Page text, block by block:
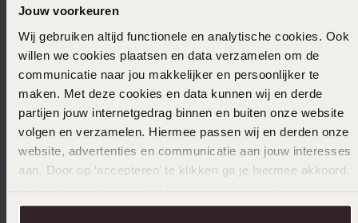
Jouw voorkeuren
Wij gebruiken altijd functionele en analytische cookies. Ook
willen we cookies plaatsen en data verzamelen om de
communicatie naar jou makkelijker en persoonlijker te
maken. Met deze cookies en data kunnen wij en derde
partijen jouw internetgedrag binnen en buiten onze website
volgen en verzamelen. Hiermee passen wij en derden onze
website, advertenties en communicatie aan jouw interesses
aan. Door op ‘accepteren’ te klikken ga je hiermee akkoord.
over in onscookiebeleid.
Uitverkocht
Ook leuk voor jou
Anderen kochten ook